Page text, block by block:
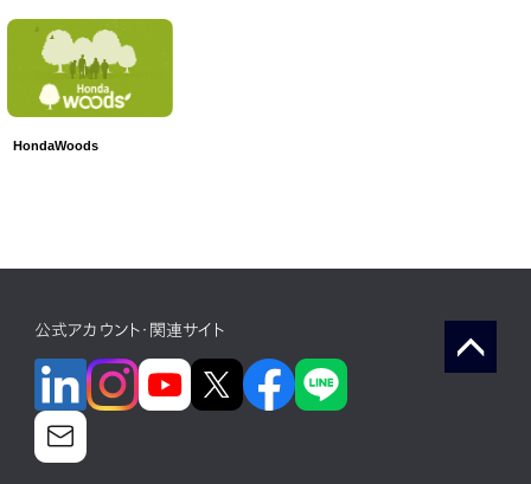
HondaWoods
公式アカウント・関連サイト